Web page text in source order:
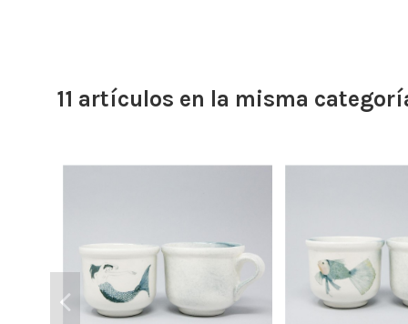
11 artículos en la misma